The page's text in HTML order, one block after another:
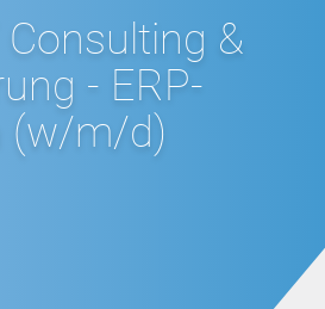
Consulting &
- ERP-
(w/m/d)